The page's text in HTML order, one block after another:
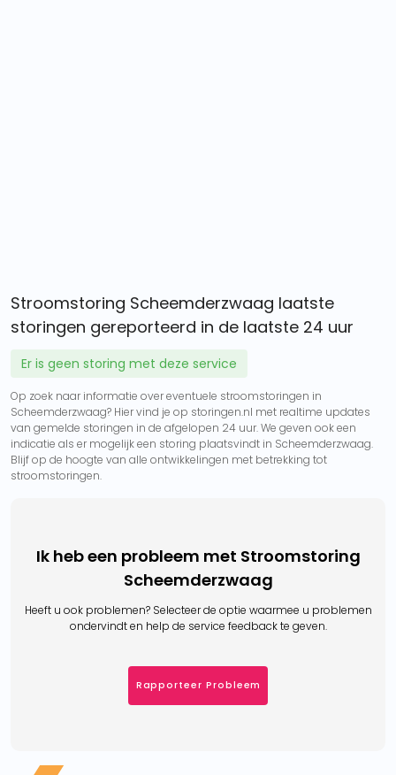
Stroomstoring Scheemderzwaag laatste
storingen gereporteerd in de laatste 24 uur
Er is geen storing met deze service
Op zoek naar informatie over eventuele stroomstoringen in
Scheemderzwaag? Hier vind je op storingen.nl met realtime updates
van gemelde storingen in de afgelopen 24 uur. We geven ook een
indicatie als er mogelijk een storing plaatsvindt in Scheemderzwaag.
Blijf op de hoogte van alle ontwikkelingen met betrekking tot
stroomstoringen.
Ik heb een probleem met Stroomstoring
Scheemderzwaag
Heeft u ook problemen? Selecteer de optie waarmee u problemen
ondervindt en help de service feedback te geven.
Rapporteer Probleem